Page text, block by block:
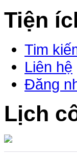
Tiện
Tim
Liên hệ
Đăng
Lịch